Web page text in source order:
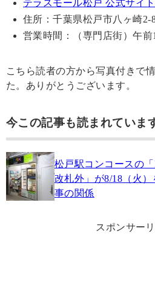
テラスモール松戸 公式サイト
住所：千葉県松戸市八ヶ崎2-
営業時間：（専門店街）午前
こちら読者の方から写真付きで
た。ありがとうございます。
今この記事も読まれていま
松戸駅コンコースの
改札外」が8/18（火
事の関係
スポンサー